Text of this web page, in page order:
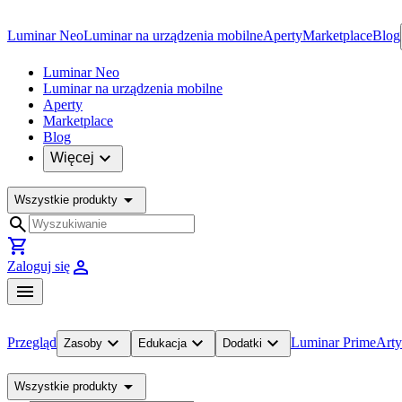
Luminar NeoLuminar na urządzenia mobilneApertyMarketplaceBlog
Luminar Neo
Luminar na urządzenia mobilne
Aperty
Marketplace
Blog
Więcej expand_more
Wszystkie produkty arrow_drop_down
search
shopping_cart
Zaloguj się person
menu
Przegląd Zasoby expand_more Edukacjaexpand_more Dodatki expand_more Luminar Prime
Wszystkie produkty arrow_drop_down